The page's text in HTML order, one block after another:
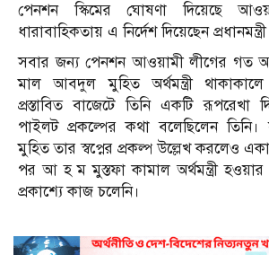
পেনশন স্কিমের ঘোষণা দিয়েছে
ধারাবাহিকতায় এ নির্দেশ দিয়েছেন
সবার জন্য পেনশন আওয়ামী লীগের গত
মাল আবদুল মুহিত অর্থমন্ত্রী
প্রস্তাবিত বাজেটে তিনি একটি রূপরেখা
পাইলট প্রকল্পের কথা বলেছিলেন তিনি।
মুহিত তার স্বপ্নের প্রকল্প উল্লেখ করলেও
পর আ হ ম মুস্তফা কামাল অর্থমন্ত্রী
প্রকাশ্যে কাজ চলেনি।